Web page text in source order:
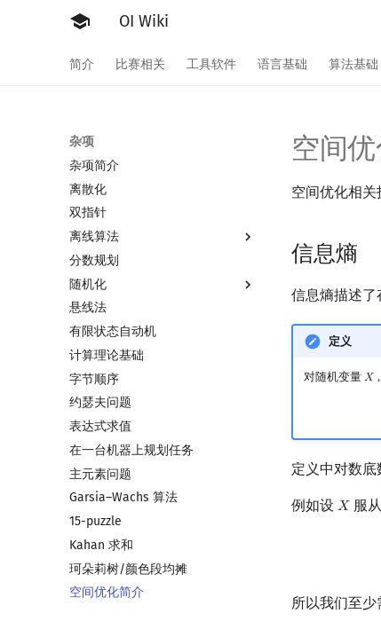
OI Wiki
简介 比赛相关 工具软件 语言基础 算法基础
杂项
杂项简介
离散化
双指针
离线算法
离线算法简介
CDQ 分治
整体二分
莫队算法
莫队算法简介
普通莫队算法
带修改莫队
树上莫队
回滚莫队
二维莫队
莫队二次离线
莫队配合 bitset
分数规划
随机化
随机函数
随机化技巧
爬山算法
模拟退火
悬线法
有限状态自动机
计算理论基础
字节顺序
约瑟夫问题
表达式求值
在一台机器上规划任务
主元素问题
Garsia–Wachs 算法
15-puzzle
Kahan 求和
珂朵莉树/颜色段均摊
空间优化简介
空间
空间优化相关
信息熵
信息熵描述了
定义
对随机变量 𝑋
X
定义中对数底
例如设 𝑋
X 服从
所以我们至少